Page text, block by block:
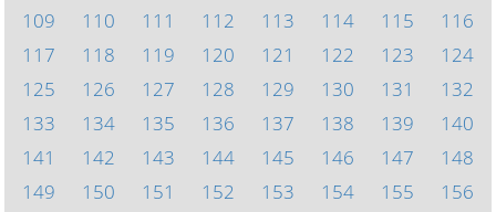
109
110 111 112 113 114 115
116
117
118 119 120 121 122 123
124
125
126 127 128 129 130 131
132
133
134 135 136 137 138 139
140
141
142 143 144 145 146 147
148
149
150 151 152 153 154 155
156